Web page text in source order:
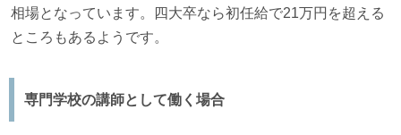
相場となっています。四大卒なら初任給で21万円を超える
ところもあるようです。
専門学校の講師として働く場合